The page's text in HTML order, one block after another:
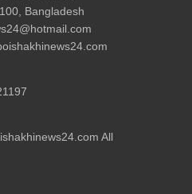
Bangladesh
All